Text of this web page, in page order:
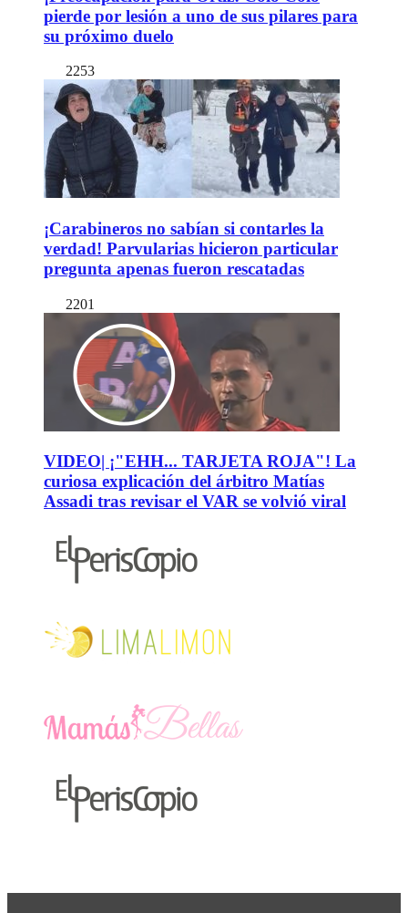
pierde por lesión a uno de sus pilares para
su próximo duelo
2253
¡Carabineros no sabían si contarles la
verdad! Parvularias hicieron particular
pregunta apenas fueron rescatadas
2201
VIDEO| ¡"EHH... TARJETA ROJA"! La
curiosa explicación del árbitro Matías
Assadi tras revisar el VAR se volvió viral